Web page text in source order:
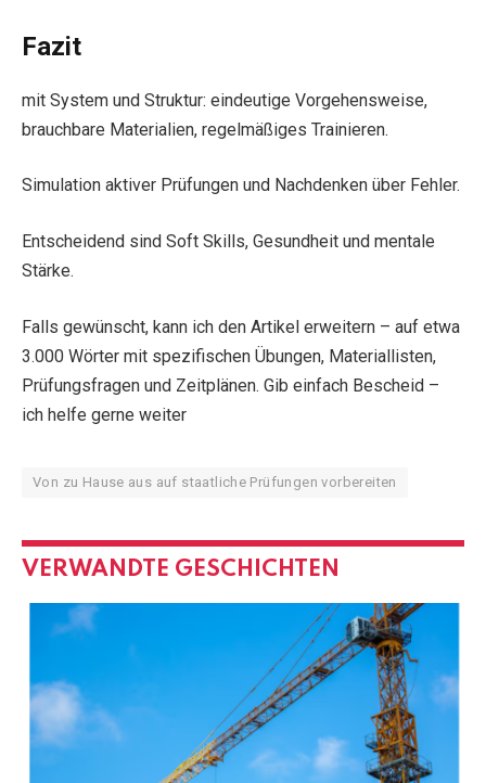
Fazit
mit System und Struktur: eindeutige Vorgehensweise,
brauchbare Materialien, regelmäßiges Trainieren.
Simulation aktiver Prüfungen und Nachdenken über Fehler.
Entscheidend sind Soft Skills, Gesundheit und mentale
Stärke.
Falls gewünscht, kann ich den Artikel erweitern – auf etwa
3.000 Wörter mit spezifischen Übungen, Materiallisten,
Prüfungsfragen und Zeitplänen. Gib einfach Bescheid –
ich helfe gerne weiter
Von zu Hause aus auf staatliche Prüfungen vorbereiten
VERWANDTE GESCHICHTEN